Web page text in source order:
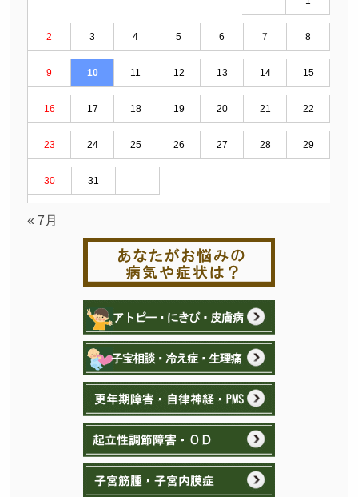
2 3 4 5 6 7 8
9 10 11 12 13 14 15
16 17 18 19 20 21 22
23 24 25 26 27 28 29
30 31
« 7月